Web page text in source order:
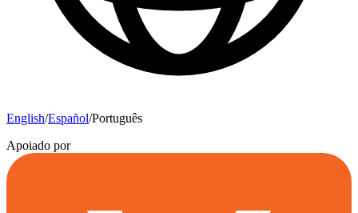
English/Español/Português
Apoiado por